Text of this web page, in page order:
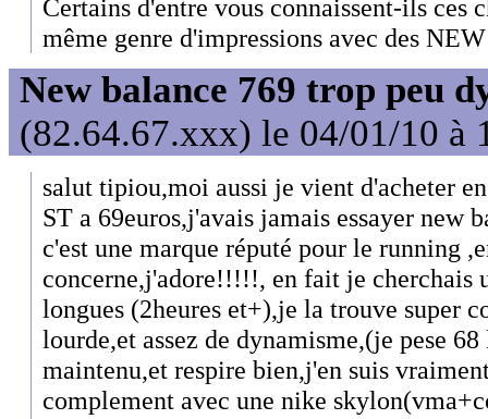
Certains d'entre vous connaissent-ils ces
même genre d'impressions avec des
New balance 769 trop peu
(82.64.67.xxx) le 04/01/10 à
salut tipiou,moi aussi je vient d'acheter
ST a 69euros,j'avais jamais essayer new
c'est une marque réputé pour le running
concerne,j'adore!!!!!, en fait je cherchais
longues (2heures et+),je la trouve super
lourde,et assez de dynamisme,(je pese
maintenu,et respire bien,j'en suis
complement avec une nike